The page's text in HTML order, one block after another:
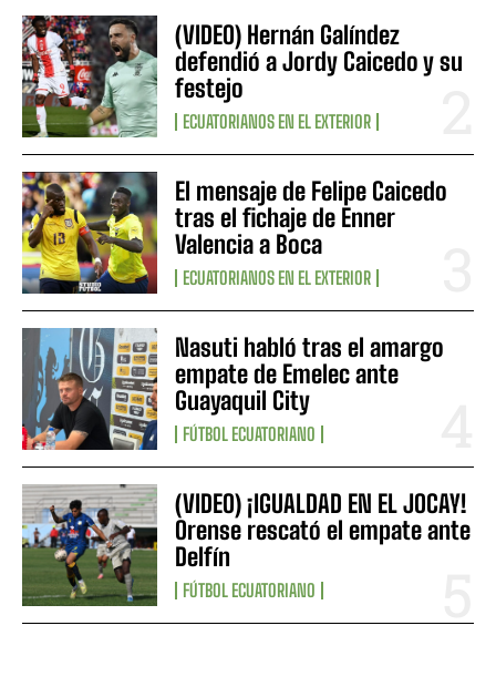
(VIDEO) Hernán Galíndez
defendió a Jordy Caicedo y su
festejo
ECUATORIANOS EN EL EXTERIOR
El mensaje de Felipe Caicedo
tras el fichaje de Enner
Valencia a Boca
ECUATORIANOS EN EL EXTERIOR
Nasuti habló tras el amargo
empate de Emelec ante
Guayaquil City
FÚTBOL ECUATORIANO
(VIDEO) ¡IGUALDAD EN EL JOCAY!
Orense rescató el empate ante
Delfín
FÚTBOL ECUATORIANO